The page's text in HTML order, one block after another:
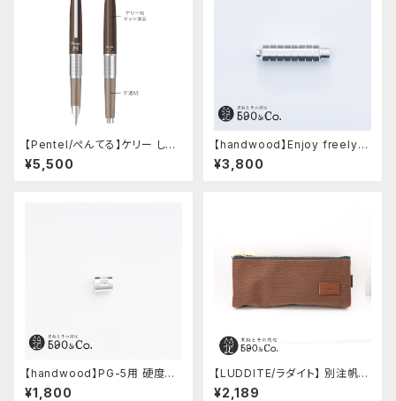
【Pentel/ぺんてる】ケリー しー
さーコラボ限定カラー
¥5,500
【handwood】Enjoy freely
前軸・八角形ストレート(ジュラル
ミン)
¥3,800
【handwood】PG-5用 硬度表
示窓 (超超ジュラルミン/正方形)
¥1,800
【LUDDITE/ラダイト】 別注帆布
ベンディペンケース (コーヒー)
¥2,189